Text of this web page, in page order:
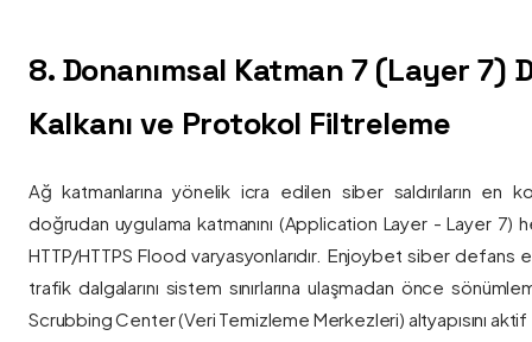
8. Donanımsal Katman 7 (Layer 7)
Kalkanı ve Protokol Filtreleme
Ağ katmanlarına yönelik icra edilen siber saldırıların en
doğrudan uygulama katmanını (Application Layer - Layer 7)
HTTP/HTTPS Flood varyasyonlarıdır. Enjoybet siber
trafik dalgalarını sistem sınırlarına ulaşmadan önce
Scrubbing Center (Veri Temizleme Merkezleri) altyapısını